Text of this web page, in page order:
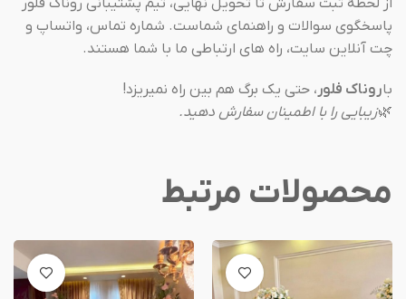
از لحظهٔ ثبت سفارش تا تحویل نهایی، تیم پشتیبانی روناک فلور
پاسخگوی سوالات و راهنمای شماست. شماره تماس، واتساپ و
چت آنلاین سایت، راه های ارتباطی ما با شما هستند.
باروناک فلور ، حتی یک برگ هم بین راه نمیریزد!
🌿زیبایی را با اطمینان سفارش دهید.
محصولات مرتبط